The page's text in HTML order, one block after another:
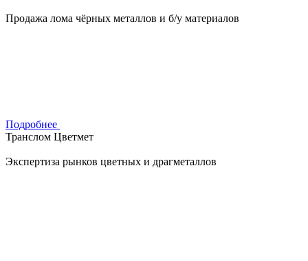
Продажа лома чёрных металлов и б/у материалов
Подробнее
Транслом Цветмет
Экспертиза рынков цветных и драгметаллов